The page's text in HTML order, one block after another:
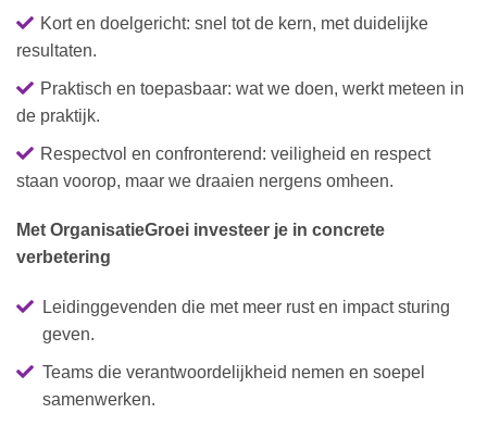
Kort en doelgericht: snel tot de kern, met duidelijke
resultaten.
Praktisch en toepasbaar: wat we doen, werkt meteen in
de praktijk.
Respectvol en confronterend: veiligheid en respect
staan voorop, maar we draaien nergens omheen.
Met OrganisatieGroei investeer je in concrete
verbetering
Leidinggevenden die met meer rust en impact sturing
geven.
Teams die verantwoordelijkheid nemen en soepel
samenwerken.